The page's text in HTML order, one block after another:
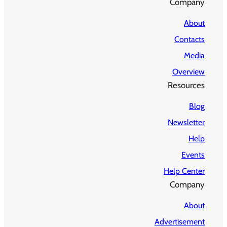
About
Contacts
Media
Overview
Resources
Blog
Newsletter
Help
Events
Help Center
Company
About
Advertisement